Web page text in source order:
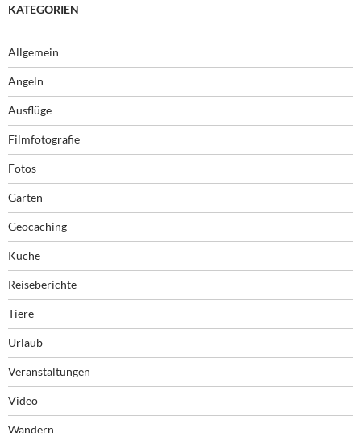
KATEGORIEN
Allgemein
Angeln
Ausflüge
Filmfotografie
Fotos
Garten
Geocaching
Küche
Reiseberichte
Tiere
Urlaub
Veranstaltungen
Video
Wandern